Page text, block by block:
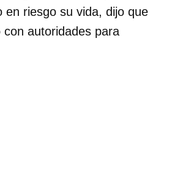
en riesgo su vida, dijo que
autoridades para